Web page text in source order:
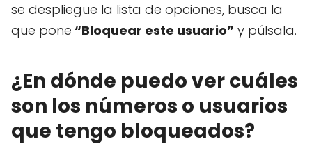
se despliegue la lista de opciones, busca la
que pone “Bloquear este usuario” y púlsala.
¿En dónde puedo ver cuáles
son los números o usuarios
que tengo bloqueados?